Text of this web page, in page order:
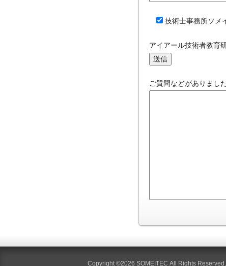
技術士事務所ソメ
アイアール技術者教育
ご質問などがありまし
Copyright ©2026 SOMEITEC All Rights Reserved.